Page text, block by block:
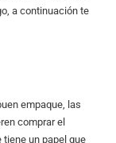
a continuación te
empaque, las
comprar el
tiene un papel que